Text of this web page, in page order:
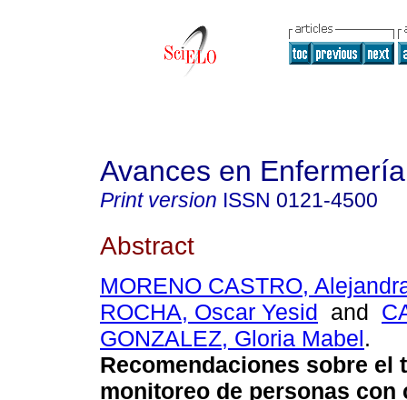
Avances en Enfermería
Print version ISSN 0121-4500
Abstract
MORENO CASTRO,
ROCHA, Oscar Yesid and
GONZALEZ, Gloria Mabel.
Recomendaciones sobre el
monitoreo de personas con